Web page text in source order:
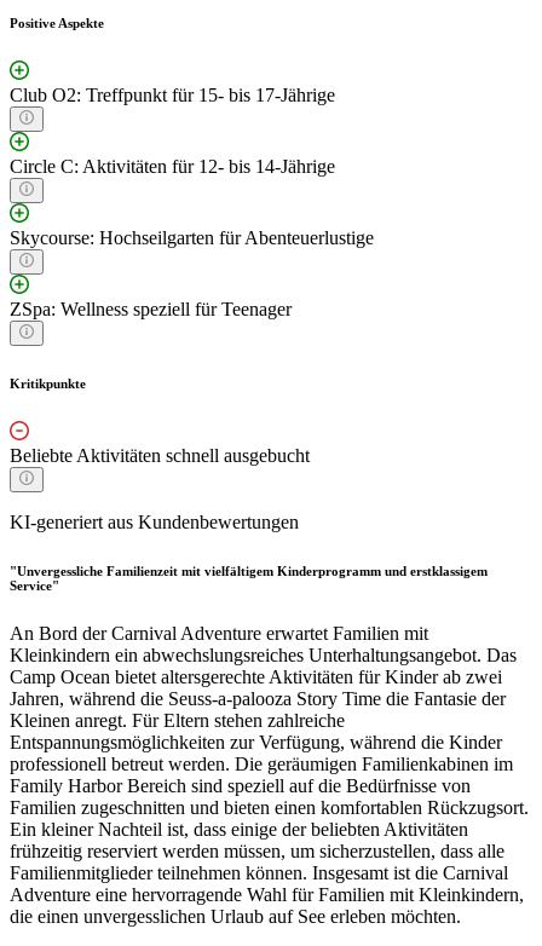
Positive Aspekte
Club O2: Treffpunkt für 15- bis 17-Jährige
Circle C: Aktivitäten für 12- bis 14-Jährige
Skycourse: Hochseilgarten für Abenteuerlustige
ZSpa: Wellness speziell für Teenager
Kritikpunkte
Beliebte Aktivitäten schnell ausgebucht
KI-generiert aus Kundenbewertungen
"Unvergessliche Familienzeit mit vielfältigem Kinderprogramm und erstklassigem
Service"
An Bord der Carnival Adventure erwartet Familien mit
Kleinkindern ein abwechslungsreiches Unterhaltungsangebot. Das
Camp Ocean bietet altersgerechte Aktivitäten für Kinder ab zwei
Jahren, während die Seuss-a-palooza Story Time die Fantasie der
Kleinen anregt. Für Eltern stehen zahlreiche
Entspannungsmöglichkeiten zur Verfügung, während die Kinder
professionell betreut werden. Die geräumigen Familienkabinen im
Family Harbor Bereich sind speziell auf die Bedürfnisse von
Familien zugeschnitten und bieten einen komfortablen Rückzugsort.
Ein kleiner Nachteil ist, dass einige der beliebten Aktivitäten
frühzeitig reserviert werden müssen, um sicherzustellen, dass alle
Familienmitglieder teilnehmen können. Insgesamt ist die Carnival
Adventure eine hervorragende Wahl für Familien mit Kleinkindern,
die einen unvergesslichen Urlaub auf See erleben möchten.